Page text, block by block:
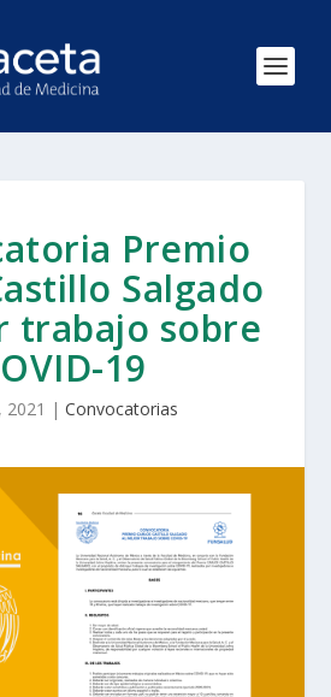
Premio
Salgado
trabajo sobre
19
2021 | Convocatorias